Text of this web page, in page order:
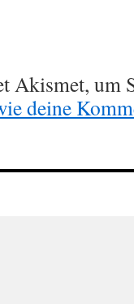
Akismet, um
deine